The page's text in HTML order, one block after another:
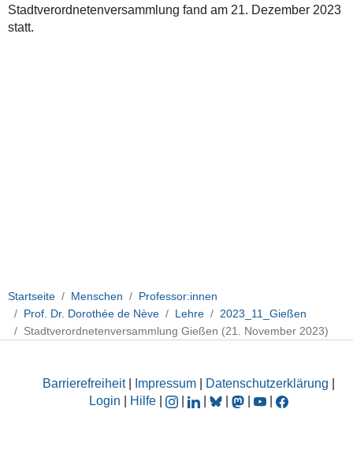
Stadtverordnetenversammlung fand am 21. Dezember 2023
statt.
Startseite Menschen
Professor:innen
Prof. Dr. Dorothée de Nève
Lehre
2023_11_Gießen
Stadtverordnetenversammlung Gießen (21. November 2023)
Barrierefreiheit| Impressum Datenschutzerklärung
Login
Hilfe